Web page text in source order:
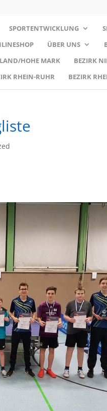
SPORTENTWICKLUNG
ÜBER UNS
HOHE MARK BEZIRK
RHEIN-RUHR BEZIRK